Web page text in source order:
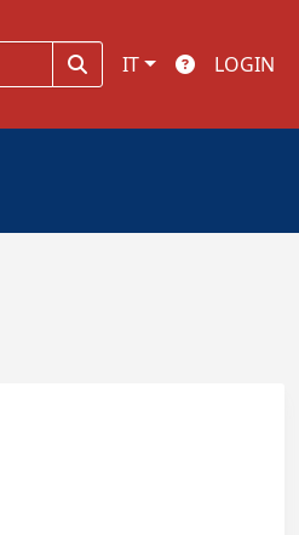
IT LOGIN